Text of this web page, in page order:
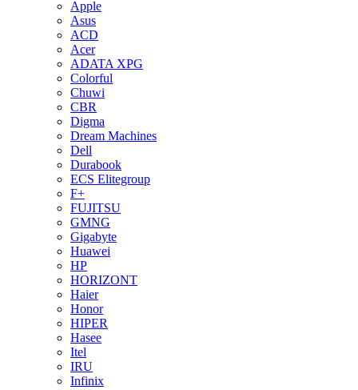
Apple
Asus
ACD
Acer
ADATA XPG
Colorful
Chuwi
CBR
Digma
Dream Machines
Dell
Durabook
ECS Elitegroup
F+
FUJITSU
GMNG
Gigabyte
Huawei
HP
HORIZONT
Haier
Honor
HIPER
Hasee
Itel
IRU
Infinix